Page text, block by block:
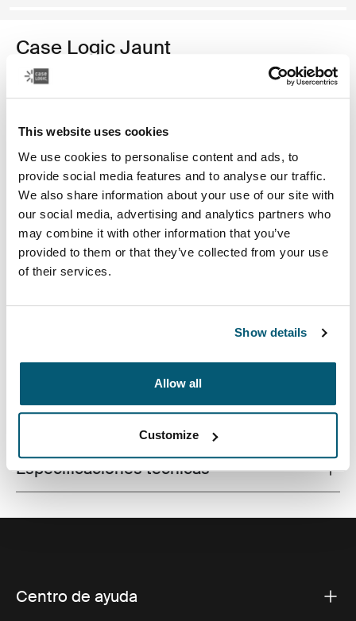
This website uses cookies
We use cookies to personalise content and ads, to
provide social media features and to analyse our traffic.
We also share information about your use of our site with
our social media, advertising and analytics partners who
may combine it with other information that you’ve
provided to them or that they’ve collected from your use
of their services.
Show details
Allow all
Customize
Case Logic Jaunt
mochila para computadora portátil de 16 pulgadas
Color
Case Logic Jaunt Backpack 16" Negro (selected)
Case Logic Jaunt Backpack 16" Burdeos intenso
Case Logic Jaunt Backpack 16" Azul cielo
Case Logic Jaunt Backpack 16" Dark Teal
Case Logic Jaunt Backpack 16" Dim Gold
que buscan empacar los artículos electrónicos y
Todas las características
Especificaciones técnicas
Centro de ayuda